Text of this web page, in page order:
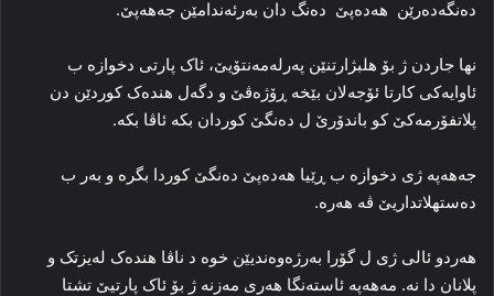
دەنگەدەرێن ھەدەپێ ده‌نگ دان به‌رئه‌ندامێن جەھەپێ.
نها جاردن ژ بۆ هلبژارتنێن پەرله‌مه‌نتۆیێ، ئاک پارتی دخوازه‌ ب
ئاوایه‌کی كارتا ئۆجەلان بێخه‌ ڕۆژه‌ڤێ و دگەل هنده‌ک کوردێن دن
پلاتفۆرمه‌کێ کو باندۆرێ ل ده‌نگێ کوردان بکه‌ ئاڤا بکه‌.
جەھەپە ژی دخوازه‌ ب ڕێیا ھەدەپێ ده‌نگێ کوردا بگره‌ و به‌ر ب
ده‌ستهلاتداریێ ڤه‌ هه‌رە.
هه‌ردو ئالی ژی ل گۆرا بەرژەوەندیێن خوە‌ د ناڤا هنده‌ک له‌یزتک و
پلانان دا نه‌. مەھەپە ئاسته‌نگا هه‌ری مه‌زنه‌ ژ بۆ ئاک پارتیێ تشتا